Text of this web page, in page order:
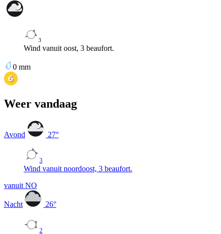
3
Wind vanuit oost, 3 beaufort.
0 mm
Weer vandaag
Avond 27°
3
Wind vanuit noordoost, 3 beaufort.
vanuit NO
Nacht 26°
2